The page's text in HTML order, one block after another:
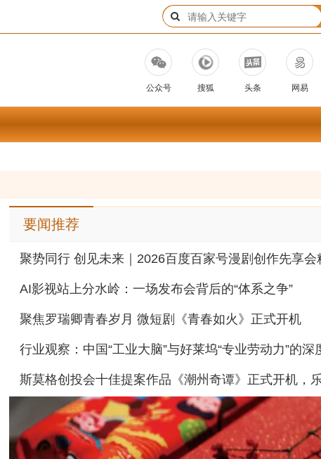
公众号 搜狐 头条 网易
要闻推荐
AI影视站上分水岭：一场发布会背后的“体系之争”
聚焦罗瑞卿青春岁月 微短剧《青春如火》正式开机